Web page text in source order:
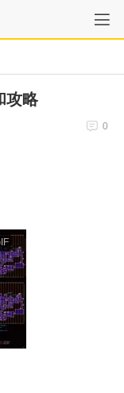
攻略
0